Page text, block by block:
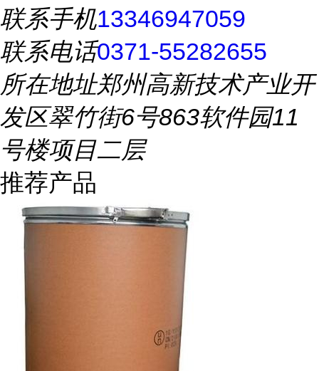
联系手机13346947059
联系电话0371-55282655
所在地址郑州高新技术产业开
发区翠竹街6号863软件园11
号楼项目二层
推荐产品